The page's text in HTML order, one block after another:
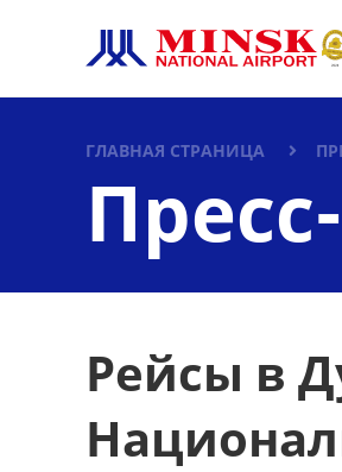
ГЛАВНАЯ СТРАНИЦА
Рейсы в